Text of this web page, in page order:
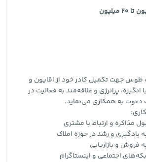
طوس جهت تکمیل کادر خود از اقایون و
انگیزه، پرانرژی و علاقه‌مند به فعالیت در
دعوت به همکاری می‌نماید.
مذاکره و ارتباط با مشتری
یادگیری و رشد در حوزه املاک
فروش و بازاریابی
اجتماعی و اینستاگرام